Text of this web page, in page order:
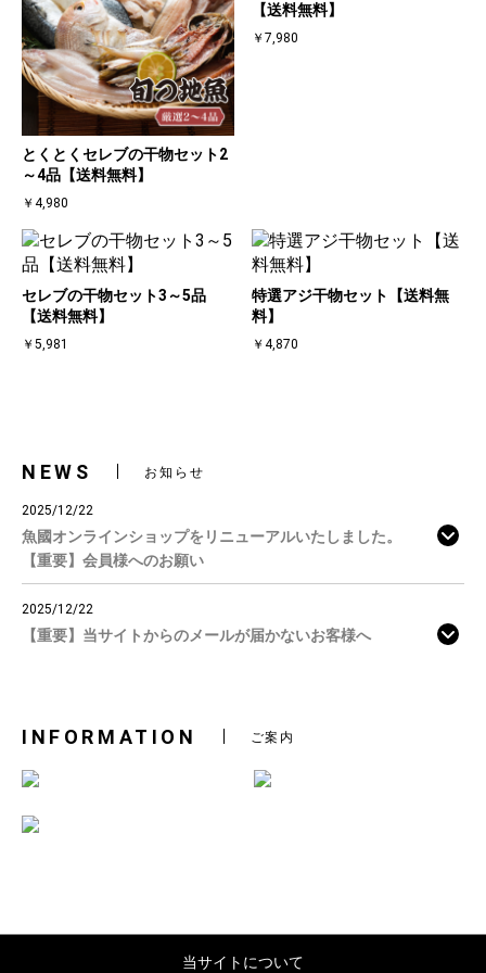
とくとくセレブの干物セット2
～4品【送料無料】
￥4,980
【送料無料】
￥7,980
セレブの干物セット3～5品
【送料無料】
￥5,981
特選アジ干物セット【送料無
料】
￥4,870
NEWS お知らせ
2025/12/22
魚國オンラインショップをリニューアルいたしました。
【重要】会員様へのお願い
2025/12/22
【重要】当サイトからのメールが届かないお客様へ
INFORMATION ご案内
当サイトについて